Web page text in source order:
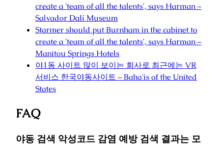
create a 'team of all the talents', says Harman –
Salvador Dalí Museum
Starmer should put Burnham in the cabinet to
create a 'team of all the talents', says Harman –
Manitou Springs Hotels
야1동 사이트 많이 보이는 회사로 최근에는 VR
서비스 한국야동사이트 – Baha'is of the United
States
FAQ
야동 검색 악성코드 감염 예방 검색 결과는 모